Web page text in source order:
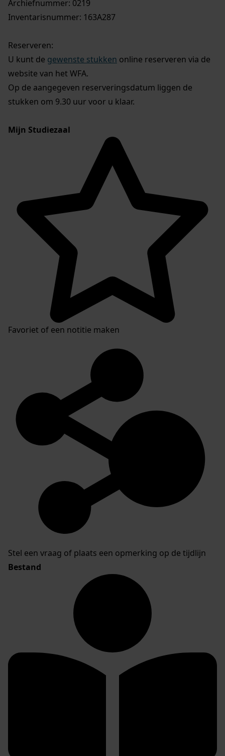
Archiefnummer: 0219
Inventarisnummer: 163A287
Reserveren:
U kunt de gewenste stukken online reserveren via de
website van het WFA.
Op de aangegeven reserveringsdatum liggen de
stukken om 9.30 uur voor u klaar.
Mijn Studiezaal
Favoriet of een notitie maken
Stel een vraag of plaats een opmerking op de tijdlijn
Bestand